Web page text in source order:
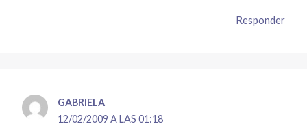
Responder
GABRIELA
12/02/2009 A LAS 01:18